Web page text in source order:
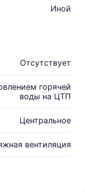
Иной
Отсутствует
горячей
воды на ЦТП
Центральное
вентиляция